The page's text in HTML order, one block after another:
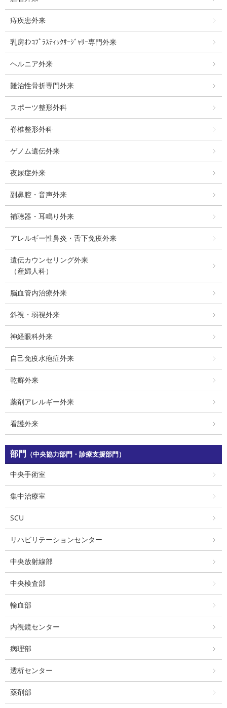
痔疾患外来
乳房ｵﾝｺﾌﾟﾗｽﾃｨｯｸｻｰｼﾞｬﾘｰ専門外来
ヘルニア外来
難治性骨折専門外来
スポーツ整形外科
脊椎整形外科
ゲノム遺伝外来
夜尿症外来
副鼻腔・音声外来
補聴器・耳鳴り外来
アレルギー性鼻炎・舌下免疫外来
遺伝カウンセリング外来
（産婦人科）
脳血管内治療外来
斜視・弱視外来
神経眼科外来
自己免疫水疱症外来
乾癬外来
薬剤アレルギー外来
看護外来
部門 （中央協力部門・診療支援部門）
中央手術室
集中治療室
SCU
リハビリテーションセンター
中央放射線部
中央検査部
輸血部
内視鏡センター
病理部
透析センター
薬剤部